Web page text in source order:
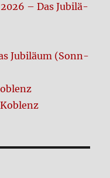
– Das Jubi­lä­
Jubi­lä­um (Sonn­